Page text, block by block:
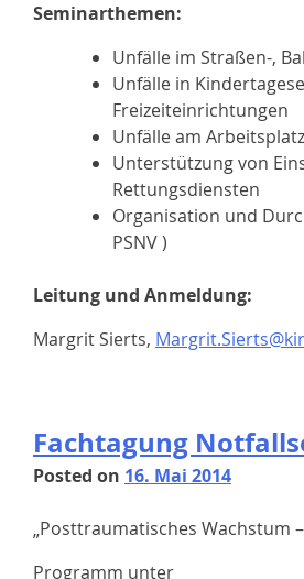
Seminarthemen:
Unfälle im Straßen-,
Unfälle in
Freizeiteinrichtungen
Unfälle am
Unterstützung von
Rettungsdiensten
Organisation und
PSNV )
Leitung und Anmeldung:
Margrit Sierts,
Fachtagung
Posted on 16. Mai 2014
„Posttraumatisches Wachstum
Programm unter